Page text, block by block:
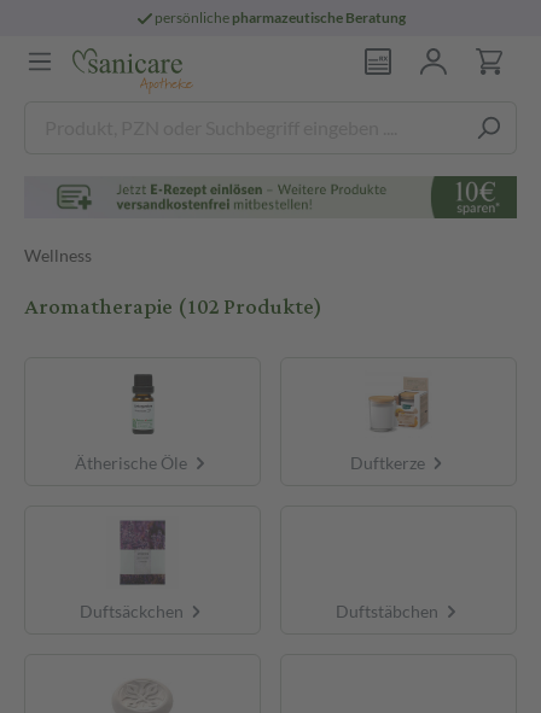
persönliche pharmazeutische Beratung
Wellness
Aromatherapie (102 Produkte)
Ätherische Öle Duftkerze
Duftsäckchen Duftstäbchen